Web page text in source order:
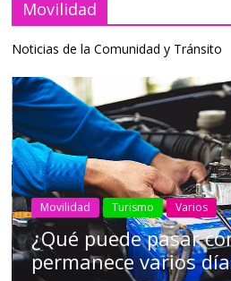
Movilidad
Noticias de la Comunidad y Tránsito
AEADE Industria Motociclismo
Campaña busca
los motociclistas en